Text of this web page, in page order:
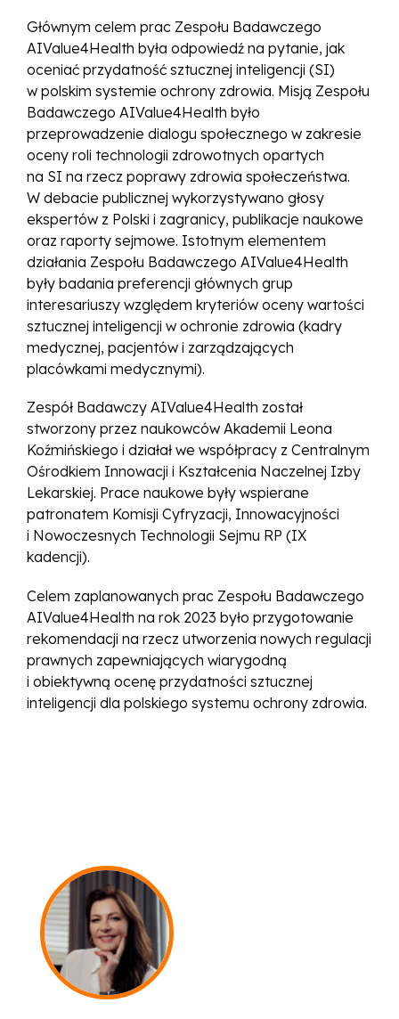
Głównym celem prac Zespołu Badawczego
AIValue4Health była odpowiedź na pytanie, jak
oceniać przydatność sztucznej inteligencji (SI)
w polskim systemie ochrony zdrowia. Misją Zespołu
Badawczego AIValue4Health było
przeprowadzenie dialogu społecznego w zakresie
oceny roli technologii zdrowotnych opartych
na SI na rzecz poprawy zdrowia społeczeństwa.
W debacie publicznej wykorzystywano głosy
ekspertów z Polski i zagranicy, publikacje naukowe
oraz raporty sejmowe. Istotnym elementem
działania Zespołu Badawczego AIValue4Health
były badania preferencji głównych grup
interesariuszy względem kryteriów oceny wartości
sztucznej inteligencji w ochronie zdrowia (kadry
medycznej, pacjentów i zarządzających
placówkami medycznymi).
Zespół Badawczy AIValue4Health został
stworzony przez naukowców Akademii Leona
Koźmińskiego i działał we współpracy z Centralnym
Ośrodkiem Innowacji i Kształcenia Naczelnej Izby
Lekarskiej. Prace naukowe były wspierane
patronatem Komisji Cyfryzacji, Innowacyjności
i Nowoczesnych Technologii Sejmu RP (IX
kadencji).
Celem zaplanowanych prac Zespołu Badawczego
AIValue4Health na rok 2023 było przygotowanie
rekomendacji na rzecz utworzenia nowych regulacji
prawnych zapewniających wiarygodną
i obiektywną ocenę przydatności sztucznej
inteligencji dla polskiego systemu ochrony zdrowia.